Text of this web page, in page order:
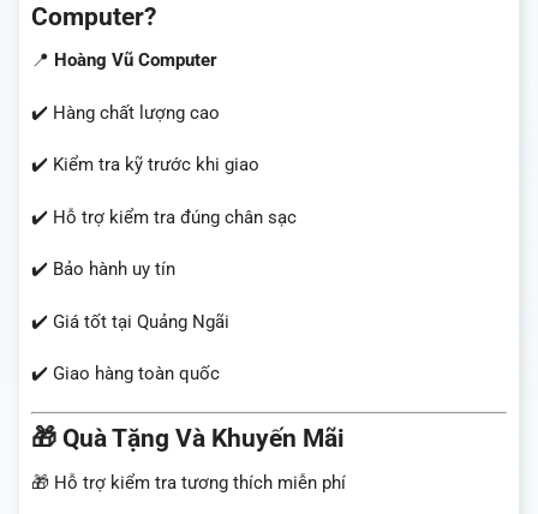
Computer?
📍 Hoàng Vũ Computer
✔️ Hàng chất lượng cao
✔️ Kiểm tra kỹ trước khi giao
✔️ Hỗ trợ kiểm tra đúng chân sạc
✔️ Bảo hành uy tín
✔️ Giá tốt tại Quảng Ngãi
✔️ Giao hàng toàn quốc
🎁 Quà Tặng Và Khuyến Mãi
🎁 Hỗ trợ kiểm tra tương thích miễn phí